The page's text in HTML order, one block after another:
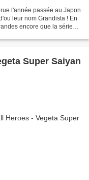
l'année passée au Japon
leur nom Grandista ! En
encore que la série
Super Saiyan